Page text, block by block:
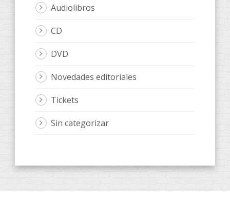
Audiolibros
CD
DVD
Novedades editoriales
Tickets
Sin categorizar